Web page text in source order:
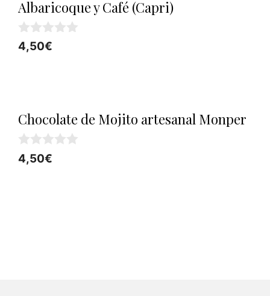
Albaricoque y Café (Capri)
0
d
4,50€
Chocolate de Mojito artesanal Monper
0
d
4,50€